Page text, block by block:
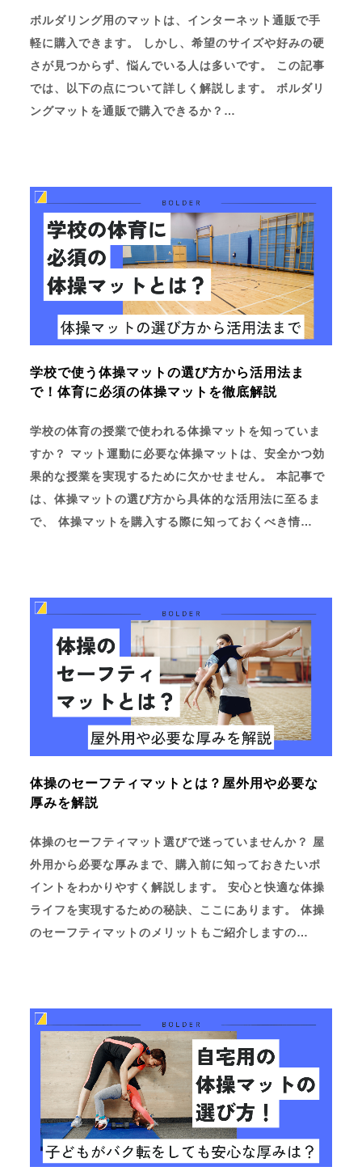
ボルダリング用のマットは、インターネット通販で手
軽に購入できます。 しかし、希望のサイズや好みの硬
さが見つからず、悩んでいる人は多いです。 この記事
では、以下の点について詳しく解説します。 ボルダリ
ングマットを通販で購入できるか？…
学校で使う体操マットの選び方から活用法ま
で！体育に必須の体操マットを徹底解説
学校の体育の授業で使われる体操マットを知っていま
すか？ マット運動に必要な体操マットは、安全かつ効
果的な授業を実現するために欠かせません。 本記事で
は、体操マットの選び方から具体的な活用法に至るま
で、 体操マットを購入する際に知っておくべき情…
体操のセーフティマットとは？屋外用や必要な
厚みを解説
体操のセーフティマット選びで迷っていませんか？ 屋
外用から必要な厚みまで、購入前に知っておきたいポ
イントをわかりやすく解説します。 安心と快適な体操
ライフを実現するための秘訣、ここにあります。 体操
のセーフティマットのメリットもご紹介しますの…